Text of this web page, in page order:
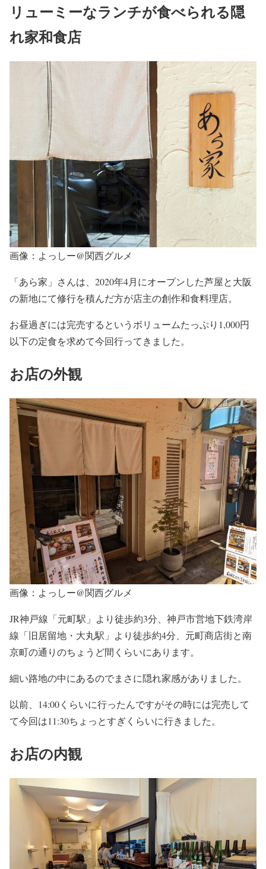
リューミーなランチが食べられる隠
れ家和食店
画像：よっしー@関西グルメ
「あら家」さんは、2020年4月にオープンした芦屋と大阪
の新地にて修行を積んだ方が店主の創作和食料理店。
お昼過ぎには完売するというボリュームたっぷり1,000円
以下の定食を求めて今回行ってきました。
お店の外観
画像：よっしー@関西グルメ
JR神戸線「元町駅」より徒歩約3分、神戸市営地下鉄湾岸
線「旧居留地・大丸駅」より徒歩約4分、元町商店街と南
京町の通りのちょうど間くらいにあります。
細い路地の中にあるのでまさに隠れ家感がありました。
以前、14:00くらいに行ったんですがその時には完売して
て今回は11:30ちょっとすぎくらいに行きました。
お店の内観